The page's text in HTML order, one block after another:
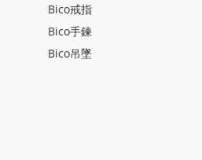
Bico戒指
Bico手鍊
Bico吊墜